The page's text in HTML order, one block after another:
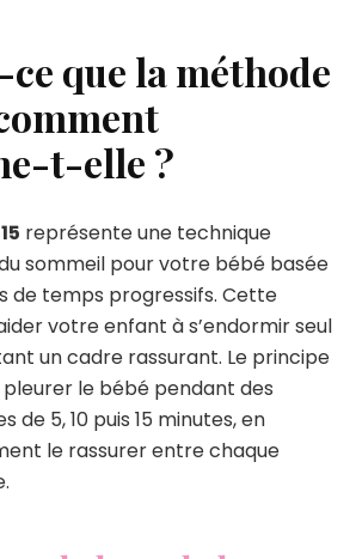
ce que la méthode
t-elle ?
représente une technique
sommeil pour votre bébé basée
de temps progressifs. Cette
votre enfant à s’endormir seul
un cadre rassurant. Le principe
le bébé pendant des
de 5, 10 puis 15 minutes, en
le rassurer entre chaque